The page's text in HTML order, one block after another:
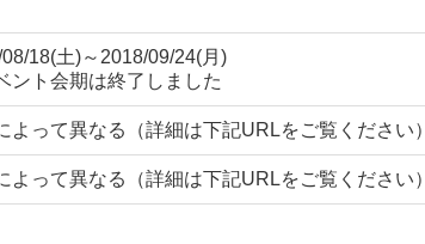
18(土)～2018/09/24(月)
ント会期は終了しました
よって異なる（詳細は下記URLをご覧ください）
よって異なる（詳細は下記URLをご覧ください）